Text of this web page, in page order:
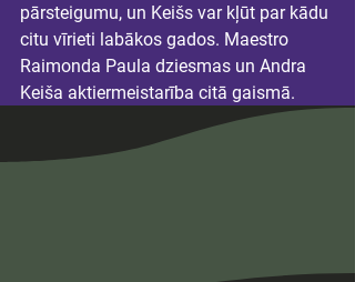
pārsteigumu, un Keišs var kļūt par kādu
citu vīrieti labākos gados. Maestro
Raimonda Paula dziesmas un Andra
Keiša aktiermeistarība citā gaismā.